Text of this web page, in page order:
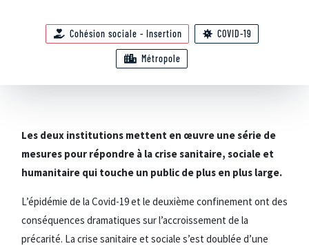
Cohésion sociale - Insertion COVID-19
Métropole
Les deux institutions mettent en œuvre une série de
mesures pour répondre à la crise sanitaire, sociale et
humanitaire qui touche un public de plus en plus large.
L’épidémie de la Covid-19 et le deuxième confinement ont des
conséquences dramatiques sur l’accroissement de la
précarité. La crise sanitaire et sociale s’est doublée d’une